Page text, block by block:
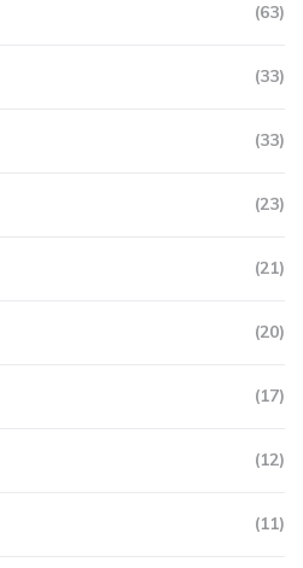
(63)
(33)
(33)
(23)
(21)
(20)
(17)
(12)
(11)